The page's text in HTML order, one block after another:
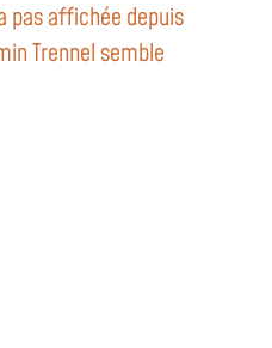
pas affichée depuis
Trennel semble